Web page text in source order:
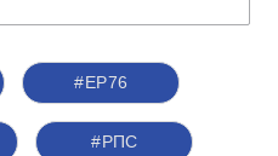
#ЕР76
#РПС